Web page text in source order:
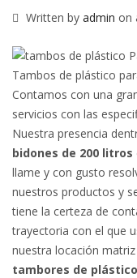
Written by admin on
Tambos de plástico
Contamos con una
servicios con las
Nuestra presencia
bidones de 200 litros
llame y con gusto
nuestros productos y
tiene la certeza de
trayectoria con el que
nuestra locación
tambores de